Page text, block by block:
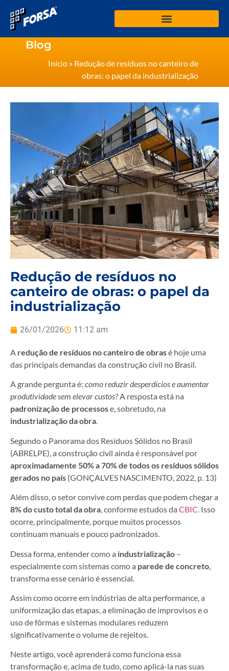
Blog
Início » Redução de resíduos no canteiro de
obras: o papel da industrialização
Redução de resíduos no
canteiro de obras: o papel da
industrialização
26/01/2026 11:12 am
A redução de resíduos no canteiro de obrasé hoje uma
das principais demandas da construção civil no Brasil.
A grande pergunta é: como reduzir desperdícios e aumentar
produtividade sem elevar custos?A resposta está na
padronização de processose, sobretudo, na
industrialização da obra.
Segundo o Panorama dos Resíduos Sólidos no Brasil
(ABRELPE), a construção civil ainda é responsável por
aproximadamente 50% a 70% de todos os resíduos sólidos
gerados no país (GONÇALVES NASCIMENTO, 2022, p. 13)
Além disso, o setor convive com perdas que podem chegar a
8% do custo total da obra, conforme estudos da CBIC. Isso
ocorre, principalmente, porque muitos processos
continuam manuais e pouco padronizados.
Dessa forma, entender como a industrialização –
especialmente com sistemas como a parede de concreto
transforma esse cenário é essencial.
Assim como ocorre em indústrias de alta performance, a
uniformização das etapas, a eliminação de improvisos e o
uso de fôrmas e sistemas modulares reduzem
significativamente o volume de rejeitos.
Neste artigo, você aprenderá como funciona essa
transformação e, acima de tudo, como aplicá-la nas suas